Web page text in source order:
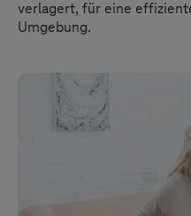
verlagert, für eine
Umgebung.